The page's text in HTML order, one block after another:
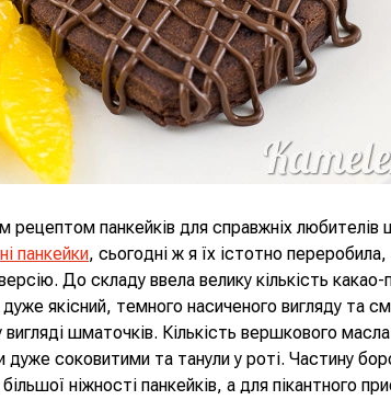
рецептом панкейків для справжніх любителів
панкейки, сьогодні ж я їх істотно
До складу ввела велику кількість
якісний, темного насиченого вигляду та
шматочків. Кількість вершкового
дуже соковитими та танули у роті. Частину
ніжності панкейків, а для пікантного